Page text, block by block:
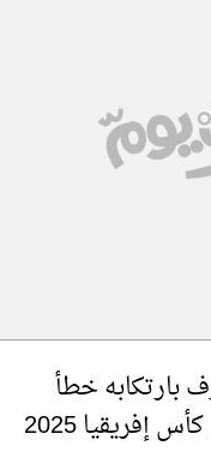
بارتكابه خطأ
إفريقيا 2025